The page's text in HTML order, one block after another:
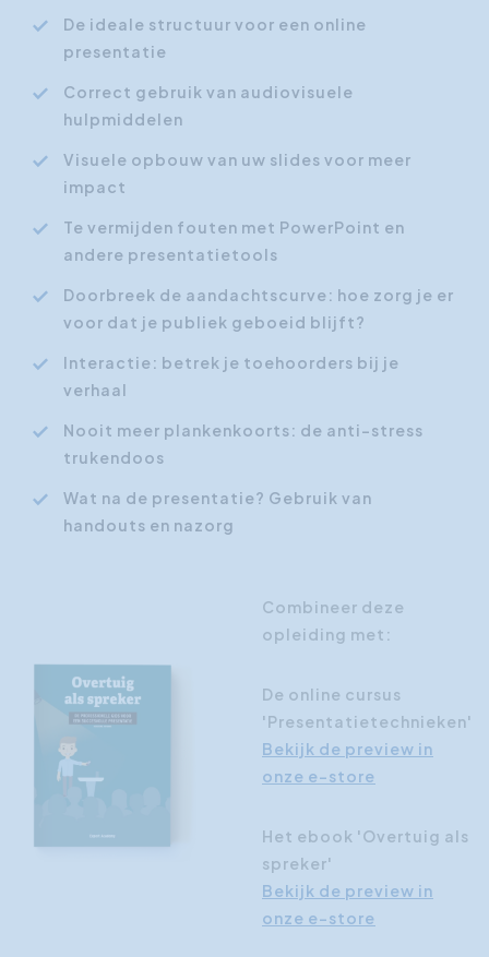
De ideale structuur voor een online
presentatie
Correct gebruik van audiovisuele
hulpmiddelen
Visuele opbouw van uw slides voor meer
impact
Te vermijden fouten met PowerPoint en
andere presentatietools
Doorbreek de aandachtscurve: hoe zorg je er
voor dat je publiek geboeid blijft?
Interactie: betrek je toehoorders bij je
verhaal
Nooit meer plankenkoorts: de anti-stress
trukendoos
Wat na de presentatie? Gebruik van
handouts en nazorg
Combineer deze
opleiding met:
De online cursus
'Presentatietechnieken'
Bekijk de preview in
onze e-store
Het ebook 'Overtuig als
spreker'
Bekijk de preview in
onze e-store